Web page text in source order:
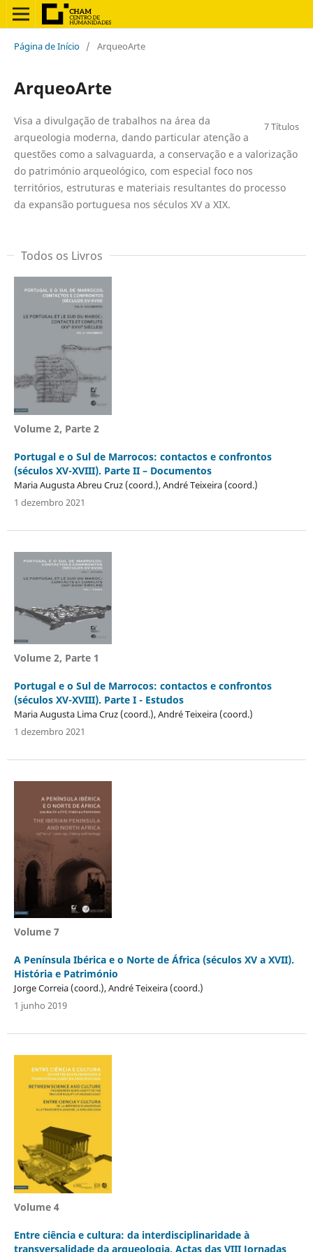
Página de Início / ArqueoArte
ArqueoArte
7 Títulos
Visa a divulgação de trabalhos na área da
arqueologia moderna, dando particular atenção a
questões como a salvaguarda, a conservação e a valorização
do património arqueológico, com especial foco nos
territórios, estruturas e materiais resultantes do processo
da expansão portuguesa nos séculos XV a XIX.
Todos os Livros
Volume 2, Parte 2
Portugal e o Sul de Marrocos: contactos e confrontos
(séculos XV-XVIII). Parte II – Documentos
Maria Augusta Abreu Cruz (coord.), André Teixeira (coord.)
1 dezembro 2021
Volume 2, Parte 1
Portugal e o Sul de Marrocos: contactos e confrontos
(séculos XV-XVIII). Parte I - Estudos
Maria Augusta Lima Cruz (coord.), André Teixeira (coord.)
1 dezembro 2021
Volume 7
A Península Ibérica e o Norte de África (séculos XV a XVII).
História e Património
Jorge Correia (coord.), André Teixeira (coord.)
1 junho 2019
Volume 4
Entre ciência e cultura: da interdisciplinaridade à
transversalidade da arqueologia. Actas das VIII Jornadas